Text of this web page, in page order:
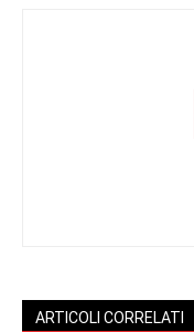
ARTICOLI CORRELATI